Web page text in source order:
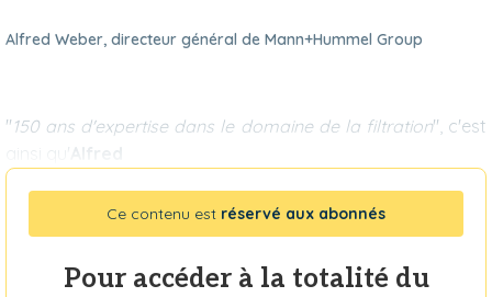
Alfred Weber, directeur général de Mann+Hummel Group
" 150 ans d'expertise dans le domaine de la filtration", c'est
ainsi qu' Alfred
Ce contenu est réservé aux abonnés
Pour accéder à la totalité du